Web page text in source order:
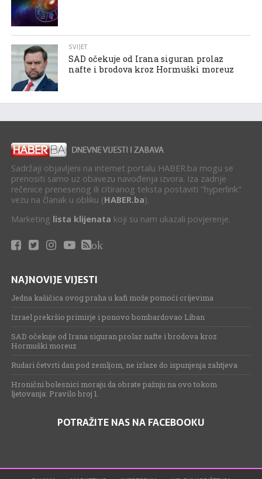
SVIJET
SAD očekuje od Irana siguran prolaz
nafte i brodova kroz Hormuški moreuz
Sadržaji objavljeni na internet portalu HABER.ba mogu se
prenositi samo uz obavezu navođenja izvora. Iza zadnje
rečenice prenesenog ili citiranog teksta postaviti "hyperlink"
vezu na članak u obliku (HABER.ba).
Marketing lista klijenata koji su nam ukazali povjerenje.
ok
NAJNOVIJE VIJESTI
Jedna kašičica ovog praha u kafi može pomoći crijevima
Izrael prekršio primirje i ponovo bombardovao Liban
SAD očekuje od Irana siguran prolaz nafte i brodova kroz
Hormuški moreuz
Rudari četvrti dan pod zemljom, ne izlaze do ispunjenja zahtjeva
Hronični bolesnici moraju da obrate pažnju na ovo tokom
ljetovanja: Pravilo broj 1.
POTRAŽITE NAS NA FACEBOOKU